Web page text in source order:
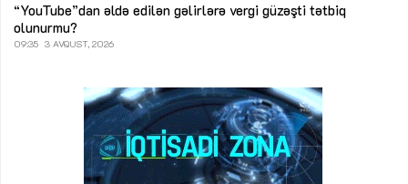
“YouTube”dan əldə edilən gəlirlərə vergi güzəşti tətbiq
olunurmu?
09:35 3 AVQUST, 2026